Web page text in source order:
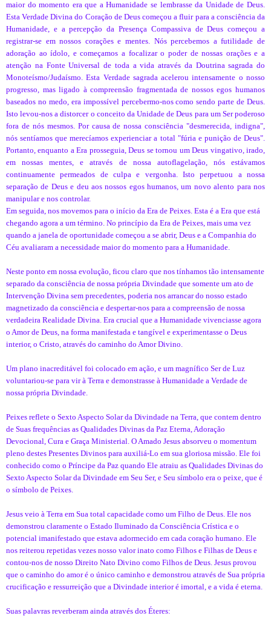
maior do momento era que a Humanidade se lembrasse da Unidade de Deus.
Esta Verdade Divina do Coração de Deus começou a fluir para a consciência da
Humanidade, e a percepção da Presença Compassiva de Deus começou a
registrar-se em nossos corações e mentes. Nós percebemos a futilidade de
adoração ao ídolo, e começamos a focalizar o poder de nossas orações e a
atenção na Fonte Universal de toda a vida através da Doutrina sagrada do
Monoteísmo/Judaísmo. Esta Verdade sagrada acelerou intensamente o nosso
progresso, mas ligado à compreensão fragmentada de nossos egos humanos
baseados no medo, era impossível percebermo-nos como sendo parte de Deus.
Isto levou-nos a distorcer o conceito da Unidade de Deus para um Ser poderoso
fora de nós mesmos. Por causa de nossa consciência "desmerecida, indigna",
nós sentíamos que merecíamos experienciar a total "fúria e punição de Deus".
Portanto, enquanto a Era prosseguia, Deus se tornou um Deus vingativo, irado,
em nossas mentes, e através de nossa autoflagelação, nós estávamos
continuamente permeados de culpa e vergonha. Isto perpetuou a nossa
separação de Deus e deu aos nossos egos humanos, um novo alento para nos
manipular e nos controlar.
Em seguida, nos movemos para o início da Era de Peixes. Esta é a Era que está
chegando agora a um término. No princípio da Era de Peixes, mais uma vez
quando a janela de oportunidade começou a se abrir, Deus e a Companhia do
Céu avaliaram a necessidade maior do momento para a Humanidade.
Neste ponto em nossa evolução, ficou claro que nos tínhamos tão intensamente
separado da consciência de nossa própria Divindade que somente um ato de
Intervenção Divina sem precedentes, poderia nos arrancar do nosso estado
magnetizado da consciência e despertar-nos para a compreensão de nossa
verdadeira Realidade Divina. Era crucial que a Humanidade vivenciasse agora
o Amor de Deus, na forma manifestada e tangível e experimentasse o Deus
interior, o Cristo, através do caminho do Amor Divino.
Um plano inacreditável foi colocado em ação, e um magnífico Ser de Luz
voluntariou-se para vir à Terra e demonstrasse à Humanidade a Verdade de
nossa própria Divindade.
Peixes reflete o Sexto Aspecto Solar da Divindade na Terra, que contem dentro
de Suas frequências as Qualidades Divinas da Paz Eterna, Adoração
Devocional, Cura e Graça Ministerial. O Amado Jesus absorveu o momentum
pleno destes Presentes Divinos para auxiliá-Lo em sua gloriosa missão. Ele foi
conhecido como o Príncipe da Paz quando Ele atraiu as Qualidades Divinas do
Sexto Aspecto Solar da Divindade em Seu Ser, e Seu símbolo era o peixe, que é
o símbolo de Peixes.
Jesus veio à Terra em Sua total capacidade como um Filho de Deus. Ele nos
demonstrou claramente o Estado Iluminado da Consciência Crística e o
potencial imanifestado que estava adormecido em cada coração humano. Ele
nos reiterou repetidas vezes nosso valor inato como Filhos e Filhas de Deus e
contou-nos de nosso Direito Nato Divino como Filhos de Deus. Jesus provou
que o caminho do amor é o único caminho e demonstrou através de Sua própria
crucificação e ressurreição que a Divindade interior é imortal, e a vida é eterna.
Suas palavras reverberam ainda através dos Éteres: